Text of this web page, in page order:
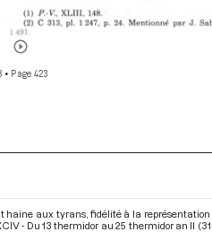
• Page 423
haine aux tyrans, fidélité à la représentation
- Du 13 thermidor au 25 thermidor an II